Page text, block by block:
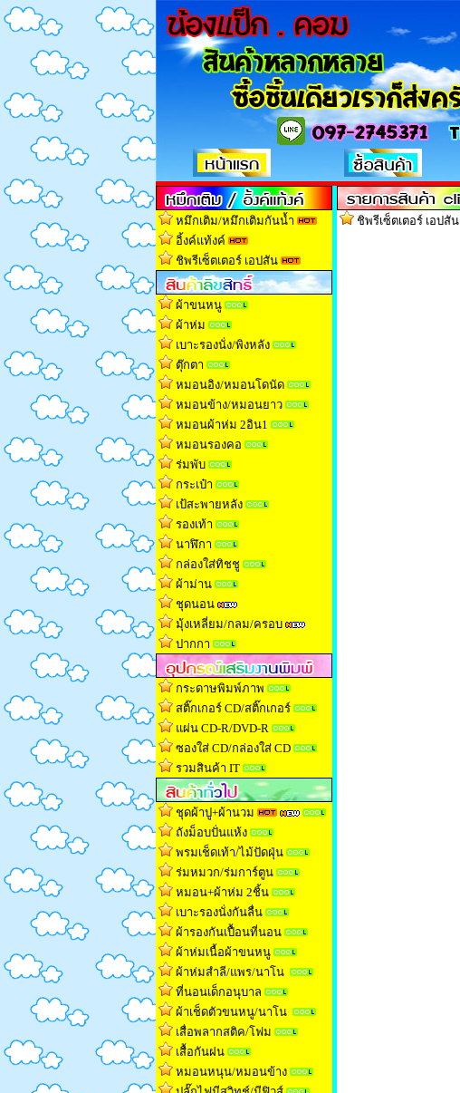
หมึกเติม/หมึกเติมกันน้ำ
อิ้งค์แท้งค์
ชิพรีเซ็ตเตอร์ เอปสัน
ผ้าขนหนู
ผ้าห่ม
เบาะรองนั่ง/พิงหลัง
ตุ๊กตา
หมอนอิง/หมอนโดนัด
หมอนข้าง/หมอนยาว
หมอนผ้าห่ม 2อิน1
หมอนรองคอ
ร่มพับ
กระเป๋า
เป้สะพายหลัง
รองเท้า
นาฬิกา
กล่องใส่ทิชช
ผ้าม่าน
ชุดนอน
มุ้งเหลี่ยม/กลม/ครอบ
ปากกา
กระดาษพิมพ์ภาพ
สติ๊กเกอร์ CD/สติ๊กเกอร์
แผ่น CD-R/DVD-R
ซองใส่ CD/กล่องใส่ CD
รวมสินค้า IT
ชุดผ้าปู+ผ้านวม
ถังม็อบปั่นแห้ง
พรมเช็ดเท้า/ไม้ปัดฝุ่น
ร่มหมวก/ร่มการ์ตูน
หมอน+ผ้าห่ม 2ชิ้น
เบาะรองนั่งกันลื่น
ผ้ารองกันเปื้อนที่นอน
ผ้าห่มเนื้อผ้าขนหน
ผ้าห่มสำลี/แพร/นาโน
ที่นอนเด็กอนุบาล
ผ้าเช็ดตัวขนหนู/นาโน
เสื่อพลากสติค/โฟม
เสื้อกันฝน
หมอนหนุน/หมอนข้าง
ชิพรีเซ็ตเตอร์ เอปสัน